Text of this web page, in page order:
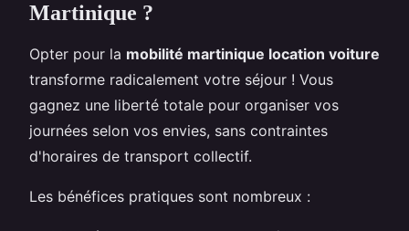
Martinique ?
Opter pour la mobilité martinique location voiture
transforme radicalement votre séjour ! Vous
gagnez une liberté totale pour organiser vos
journées selon vos envies, sans contraintes
d'horaires de transport collectif.
Les bénéfices pratiques sont nombreux :